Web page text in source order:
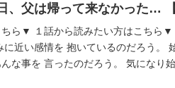
、父は帰って来なかった… 【
ら▼ １話から読みたい方はこちら▼
に近い感情を 抱いているのだろう。
な事を 言ったのだろう。 気になり